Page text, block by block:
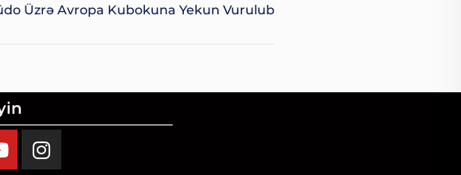
Üzrə Avropa Kubokuna Yekun Vurulub